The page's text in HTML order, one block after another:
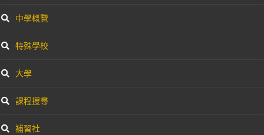
中學概覽
特殊學校
大學
課程搜尋
補習社